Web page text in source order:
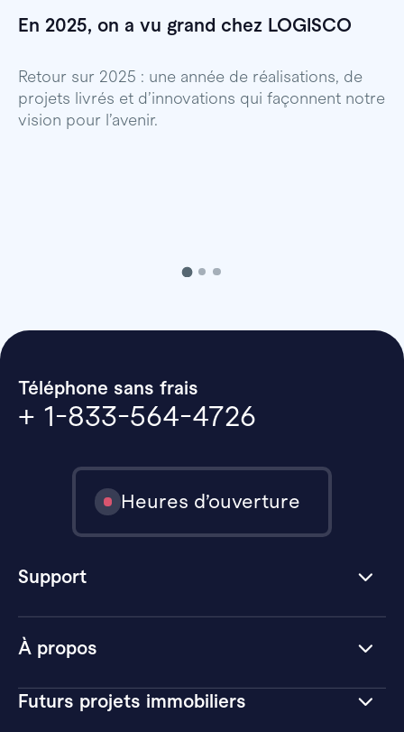
En 2025, on a vu grand chez LOGISCO
Retour sur 2025 : une année de réalisations, de
projets livrés et d’innovations qui façonnent notre
vision pour l’avenir.
À propos
Futurs projets immobiliers
Téléphone sans frais
+ 1-833-564-4726
Heures d’ouverture
Support